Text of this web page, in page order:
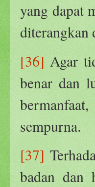
yang dapat
diterangkan
[36] Agar
benar dan
sempurna.
[37]
badan dan